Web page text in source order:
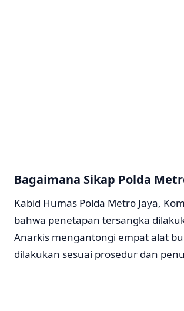
Bagaimana Sikap Polda
Kabid Humas Polda Metro Jaya,
bahwa penetapan tersangka
Anarkis mengantongi empat alat
dilakukan sesuai prosedur dan